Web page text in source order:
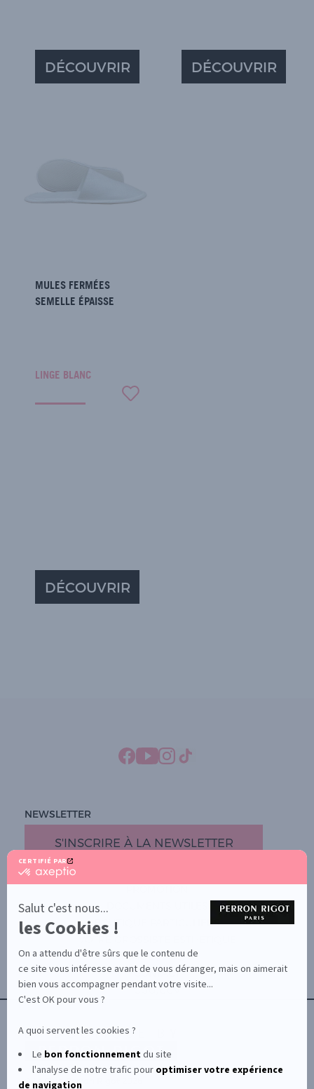
CERTIFIÉ PAR
certifié
En
savoir
plus
sur
Axeptio
Salut c'est nous...
les Cookies !
On a attendu d'être sûrs que le contenu de
ce site vous intéresse avant de vous déranger, mais on aimerait
bien vous accompagner pendant votre visite...
C'est OK pour vous ?
A quoi servent les cookies ?
Le bon fonctionnementdu site
l'analyse de notre trafic pour optimiservotre expérience
de navigation
DÉCOUVRIR DÉCOUVRIR
MULES FERMÉES
SEMELLE ÉPAISSE
LINGE BLANC
DÉCOUVRIR
NEWSLETTER
S'INSCRIRE À LA NEWSLETTER
BOUTIQUE PARTICULIERS
AIDE / FAQ
CONTACT
CGU/CGV
© Le Club Perron Rigot 2026